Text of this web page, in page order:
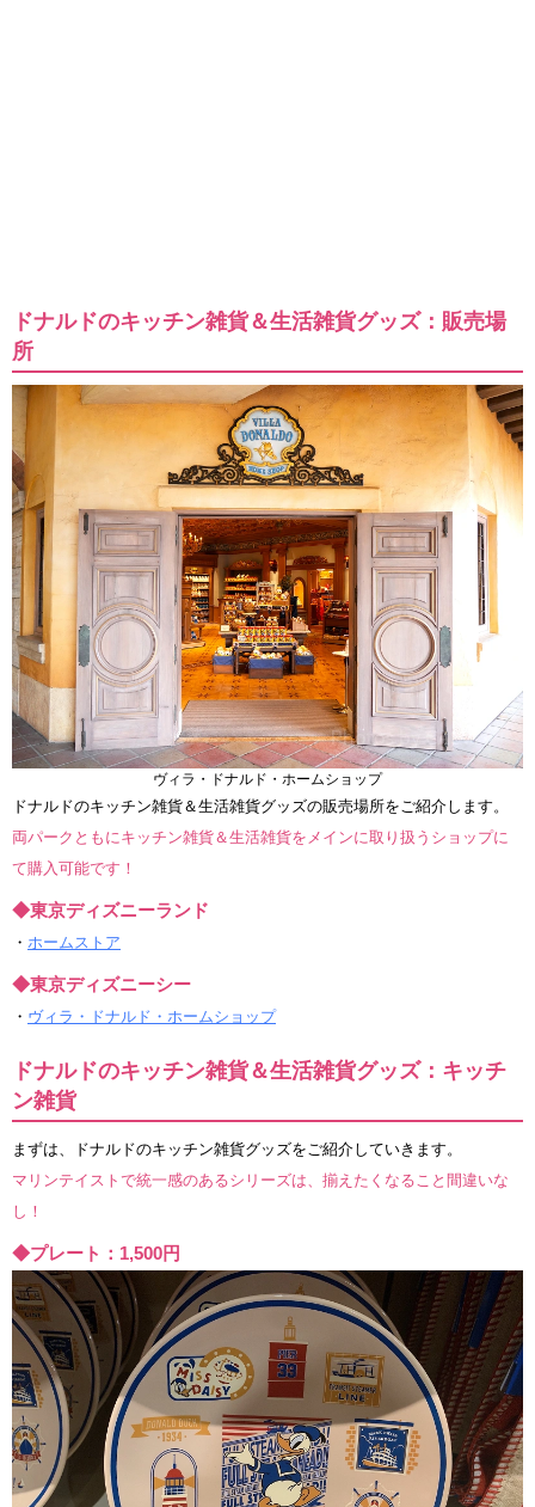
ドナルドのキッチン雑貨＆生活雑貨グッズ：販売場
所
ヴィラ・ドナルド・ホームショップ
ドナルドのキッチン雑貨＆生活雑貨グッズの販売場所をご紹介します。
両パークともにキッチン雑貨＆生活雑貨をメインに取り扱うショップに
て購入可能です！
◆東京ディズニーランド
・ ホームストア
◆東京ディズニーシー
・ ヴィラ・ドナルド・ホームショップ
ドナルドのキッチン雑貨＆生活雑貨グッズ：キッチ
ン雑貨
まずは、ドナルドのキッチン雑貨グッズをご紹介していきます。
マリンテイストで統一感のあるシリーズは、揃えたくなること間違いな
し！
◆プレート：1,500円